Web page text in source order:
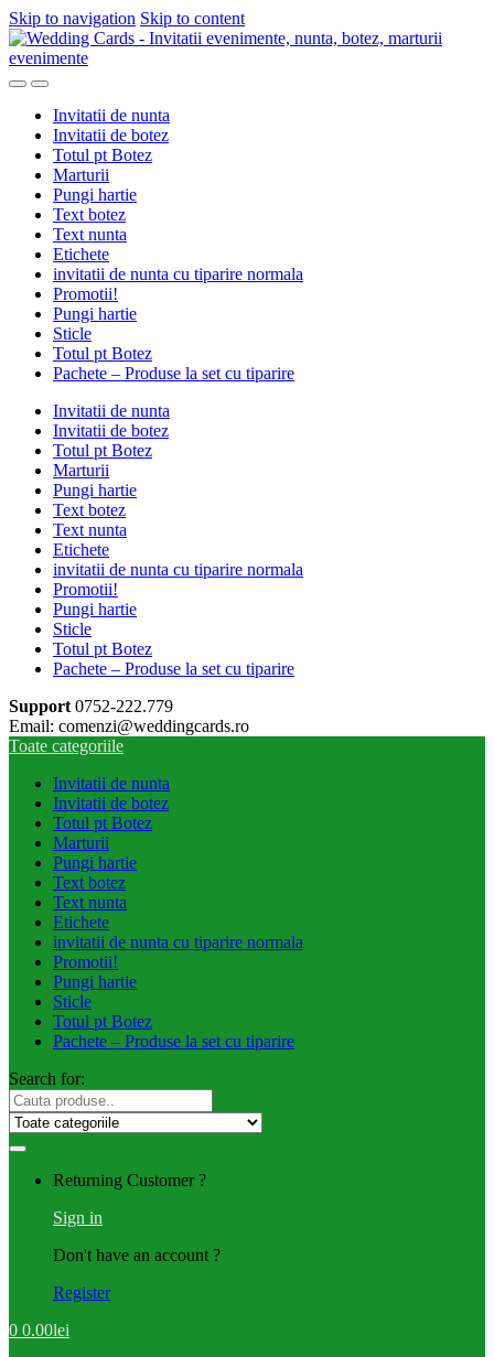
Skip to navigation Skip to content
Invitatii de nunta
Invitatii de botez
Totul pt Botez
Marturii
Pungi hartie
Text botez
Text nunta
Etichete
invitatii de nunta cu tiparire normala
Promotii!
Pungi hartie
Sticle
Totul pt Botez
Pachete – Produse la set cu tiparire
Invitatii de nunta
Invitatii de botez
Totul pt Botez
Marturii
Pungi hartie
Text botez
Text nunta
Etichete
invitatii de nunta cu tiparire normala
Promotii!
Pungi hartie
Sticle
Totul pt Botez
Pachete – Produse la set cu tiparire
Support 0752-222.779
Email: comenzi@weddingcards.ro
Toate categoriile
Invitatii de nunta
Invitatii de botez
Totul pt Botez
Marturii
Pungi hartie
Text botez
Text nunta
Etichete
invitatii de nunta cu tiparire normala
Promotii!
Pungi hartie
Sticle
Totul pt Botez
Pachete – Produse la set cu tiparire
Search for:
Returning Customer ?
Sign in
Don't have an account ?
Register
0 0.00lei